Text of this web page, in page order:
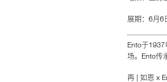
展期：6月6
Ento于
场。Ento传
再 | 如恩 x